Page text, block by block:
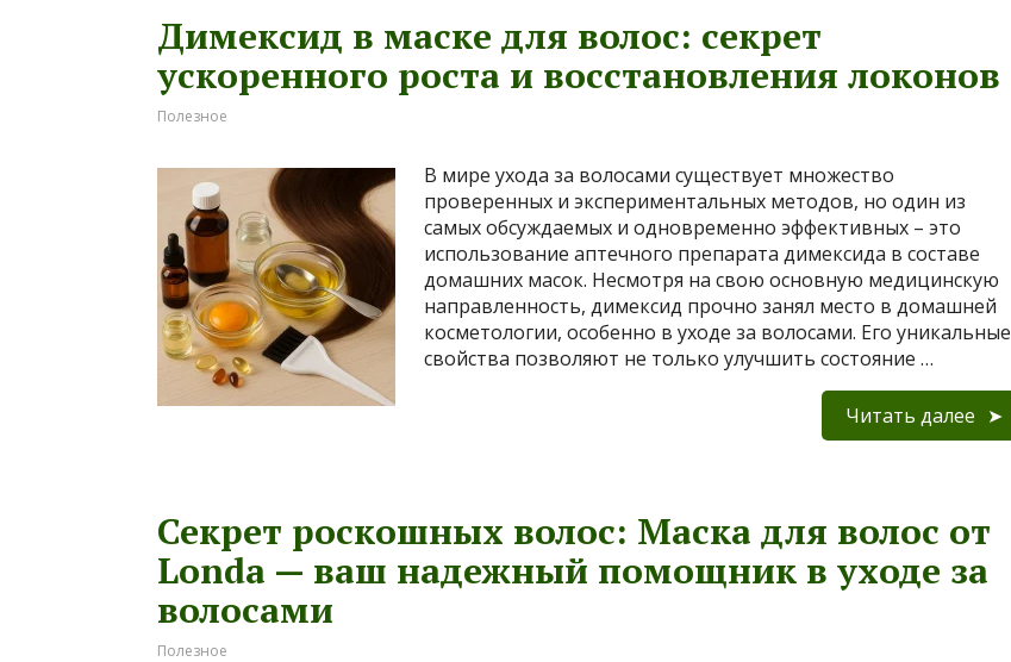
Димексид в маске для волос: секрет
ускоренного роста и восстановления локонов
Полезное
В мире ухода за волосами существует множество
проверенных и экспериментальных методов, но один из
самых обсуждаемых и одновременно эффективных – это
использование аптечного препарата димексида в составе
домашних масок. Несмотря на свою основную медицинскую
направленность, димексид прочно занял место в домашней
косметологии, особенно в уходе за волосами. Его уникальные
свойства позволяют не только улучшить состояние …
Читать далее
Секрет роскошных волос: Маска для волос от
Londa — ваш надежный помощник в уходе за
волосами
Полезное